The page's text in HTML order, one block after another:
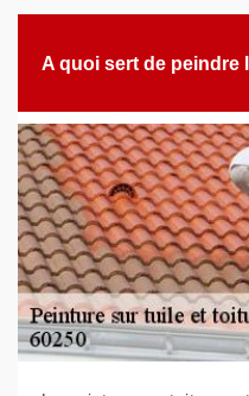
A quoi sert de peindre